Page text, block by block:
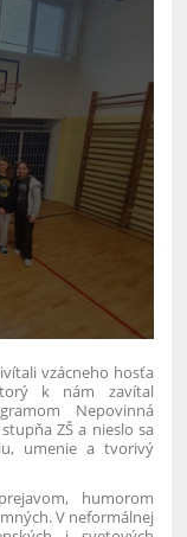
vzácneho hosťa
k nám zavítal
Nepovinná
ZŠ a nieslo sa
umenie a tvorivý
humorom
V neformálnej